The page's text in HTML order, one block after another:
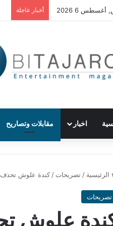
6 2026 أخبار عاجلة
اخبار مقابلات وتصاريح
الرئيسية / تصريحات / كندة علوش تحذف
تصريحات
علوش